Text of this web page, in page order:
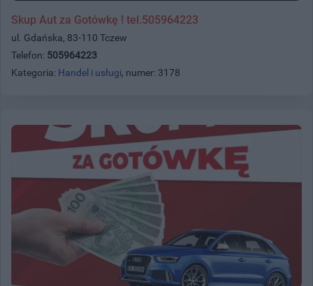
Skup Aut za Gotówkę ! tel.505964223
ul. Gdańska, 83-110 Tczew
Telefon: 505964223
Kategoria: Handel i usługi, numer: 3178